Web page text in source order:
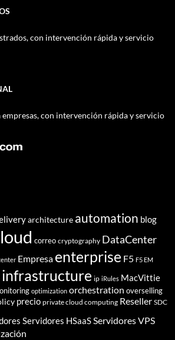
con intervención rápida y servicio
con intervención rápida y servicio
architecture automation blog
correo cryptography DataCenter
Empresa enterprise F5 F5 EM
infrastructure ip iRules MacVittie
optimization orchestration overselling
precio private cloud computing Reseller SDC
Servidores HSaaSServidores VPS